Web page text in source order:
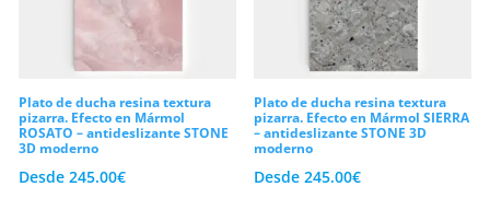
Plato de ducha resina textura
pizarra. Efecto en Mármol
ROSATO – antideslizante STONE
3D moderno
Desde 245.00€
Plato de ducha resina textura
pizarra. Efecto en Mármol SIERRA
– antideslizante STONE 3D
moderno
Desde245.00€